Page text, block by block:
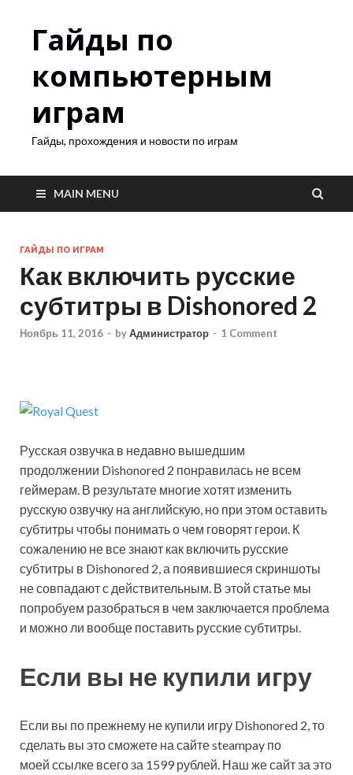
Гайды по
компьютерным
играм
Гайды, прохождения и новости по играм
MAIN MENU
ГАЙДЫ ПО ИГРАМ
Как включить русские
субтитры в Dishonored 2
Ноябрь 11, 2016 - byАдминистратор - 1 Comment
Русская озвучка в недавно вышедшим
продолжении Dishonored 2 понравилась не всем
геймерам. В результате многие хотят изменить
русскую озвучку на английскую, но при этом оставить
субтитры чтобы понимать о чем говорят герои. К
сожалению не все знают как включить русские
субтитры в Dishonored 2, а появившиеся скриншоты
не совпадают с действительным. В этой статье мы
попробуем разобраться в чем заключается проблема
и можно ли вообще поставить русские субтитры.
Если вы не купили игру
Если вы по прежнему не купили игру Dishonored 2, то
сделать вы это сможете на сайте steampay по
моей ссылке всего за 1599 рублей. Наш же сайт за это